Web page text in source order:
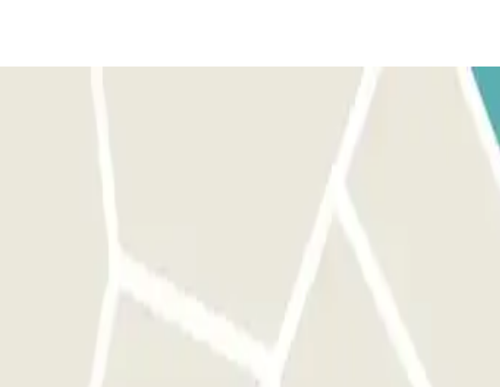
reconocerá su vehículo y la barrera se abrirá automáticamente sin necesidad de
QR RECIBIDO EN SU CORREO DE CONFIRMACIÓN: Si el lector no reconoce su
con antelación, ya que puede que la cobertura dentro del parking no funcione. PARA
necesidad de presionar ningún botón. Si la lectura de la matrícula no funciona, escanee el
puerta o la barrera con el código o el CÓDIGO QR disponible en tu reserva. La reserva